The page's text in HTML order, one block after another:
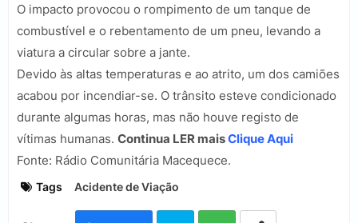
O impacto provocou o rompimento de um tanque de
combustível e o rebentamento de um pneu, levando a
viatura a circular sobre a jante.
Devido às altas temperaturas e ao atrito, um dos camiões
acabou por incendiar-se. O trânsito esteve condicionado
durante algumas horas, mas não houve registo de
vítimas humanas. Continua LER maisClique Aqui
Fonte: Rádio Comunitária Macequece.
Tags Acidente de Viação